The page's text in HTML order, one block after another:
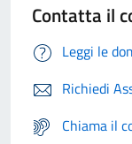
Contatta il
Leggi le
Richiedi
Chiama il